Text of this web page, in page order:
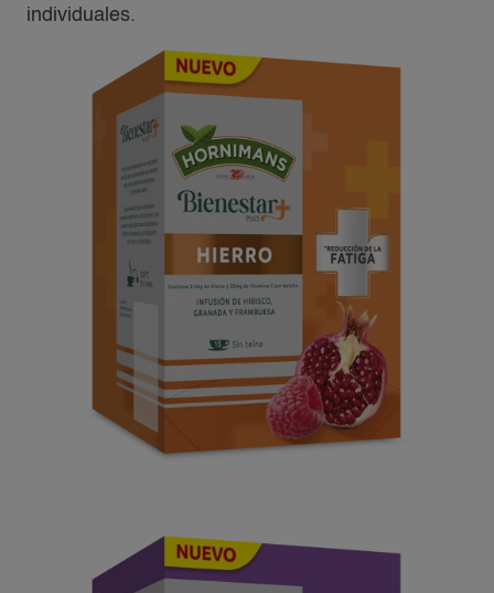
individuales.